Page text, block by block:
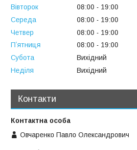
Вівторок
08:00
19:00
Середа
08:00
19:00
Четвер
08:00
19:00
Пʼятниця
08:00
19:00
Субота
Вихідний
Неділя
Вихідний
Контакти
Овчаренко Павло Олександрович